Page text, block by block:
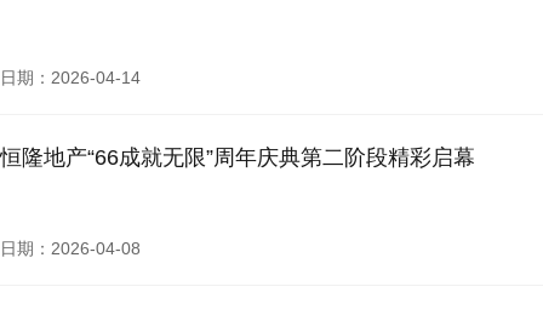
日期：2026-04-14
恒隆地产“66成就无限”周年庆典第二阶段精彩启幕
日期：2026-04-08